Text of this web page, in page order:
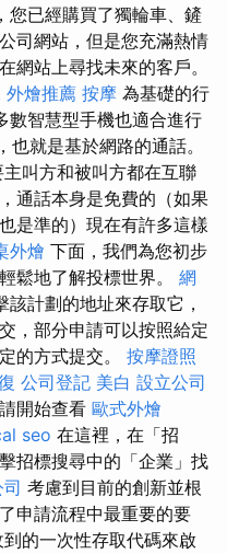
您已經購買了獨輪車、鏟
司網站，但是您充滿熱情
網站上尋找未來的客戶。
外燴推薦 按摩 為基礎的行
數智慧型手機也適合進行
也就是基於網路的通話。
叫方和被叫方都在互聯
通話本身是免費的（如果
是準的）現在有許多這樣
外燴 下面，我們為您初步
鬆地了解投標世界。 網
該計劃的地址來存取它，
，部分申請可以按照給定
的方式提交。 按摩證照
公司登記 美白 設立公司
開始查看 歐式外燴
seo 在這裡，在「招
招標搜尋中的「企業」找
考慮到目前的創新並根
申請流程中最重要的要
的一次性存取代碼來啟